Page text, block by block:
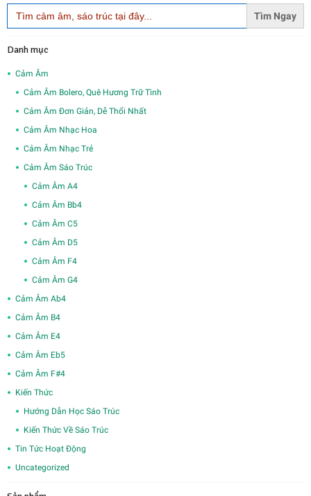
Search
for:
Danh mục
Cảm Âm
Cảm Âm Bolero, Quê Hương Trữ Tình
Cảm Âm Đơn Giản, Dễ Thổi Nhất
Cảm Âm Nhạc Hoa
Cảm Âm Nhạc Trẻ
Cảm Âm Sáo Trúc
Cảm Âm A4
Cảm Âm Bb4
Cảm Âm C5
Cảm Âm D5
Cảm Âm F4
Cảm Âm G4
Cảm Âm Ab4
Cảm Âm B4
Cảm Âm E4
Cảm Âm Eb5
Cảm Âm F#4
Kiến Thức
Hướng Dẫn Học Sáo Trúc
Kiến Thức Về Sáo Trúc
Tin Tức Hoạt Động
Uncategorized